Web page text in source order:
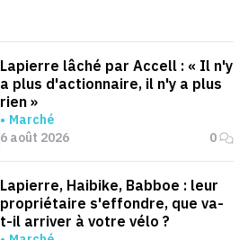
Lapierre lâché par Accell : « Il n'y
a plus d'actionnaire, il n'y a plus
rien »
Marché
6 août 2026
0
Lapierre, Haibike, Babboe : leur
propriétaire s'effondre, que va-
t-il arriver à votre vélo ?